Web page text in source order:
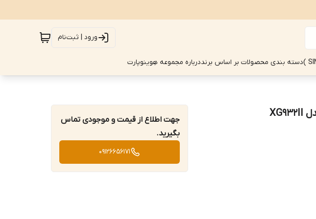
ورود | ثبت‌نام
دسته بندی محصولات بر اساس برنددرباره مجموعه هِوینوپارت
جهت اطلاع از قیمت و موجودی تماس
بگیرید.
09126656171